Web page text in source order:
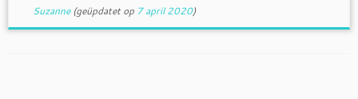
Suzanne(geüpdatet op 7 april 2020)